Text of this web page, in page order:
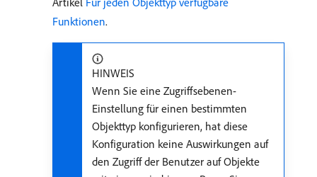
Funktionen.
HINWEIS
Wenn Sie eine Zugriffsebenen-
Einstellung für einen bestimmten
Objekttyp konfigurieren, hat diese
Konfiguration keine Auswirkungen auf
den Zugriff der Benutzer auf Objekte